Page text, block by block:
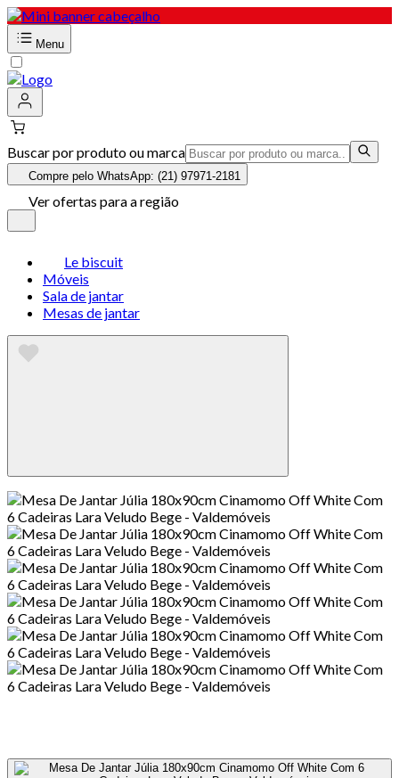
Menu
Buscar por produto ou marca
Compre pelo WhatsApp: (21) 97971-2181
Ver ofertas para a região
Le biscuit
Móveis
Sala de jantar
Mesas de jantar